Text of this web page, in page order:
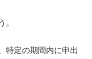
。
特定の期間内に申出